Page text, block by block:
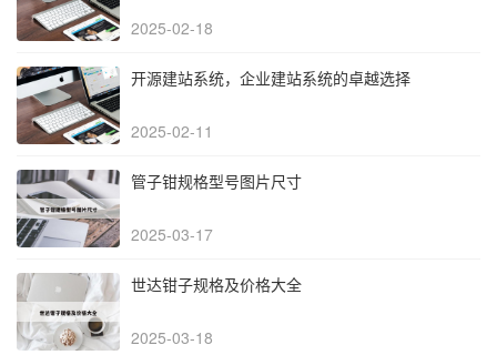
2025-02-18
开源建站系统，企业建站系统的卓越选择
2025-02-11
管子钳规格型号图片尺寸
2025-03-17
世达钳子规格及价格大全
2025-03-18